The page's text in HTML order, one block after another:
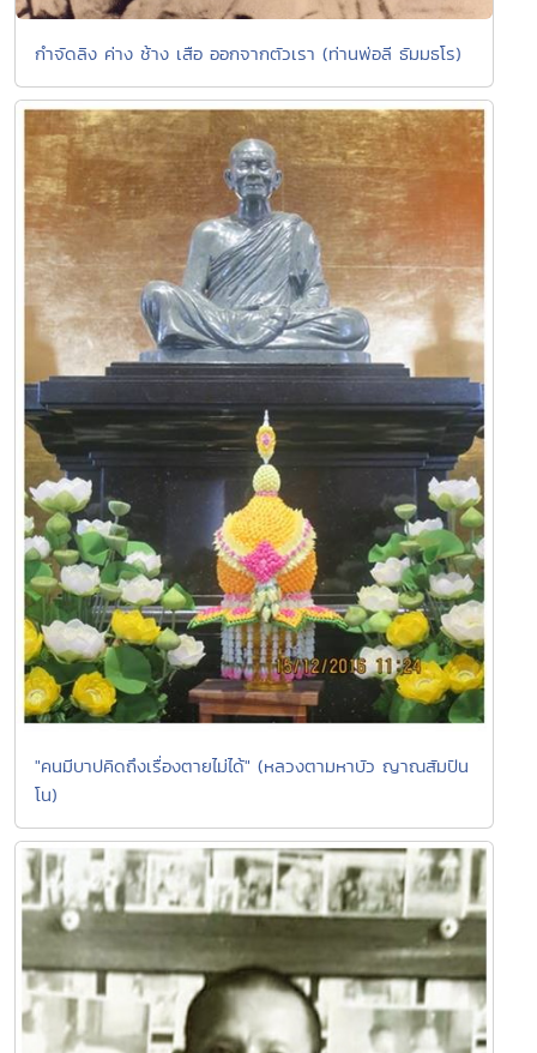
กำจัดลิง ค่าง ช้าง เสือ ออกจากตัวเรา (ท่านพ่อลี ธัมมธโร)
"คนมีบาปคิดถึงเรื่องตายไม่ได้" (หลวงตามหาบัว ญาณสัมปัน
โน)